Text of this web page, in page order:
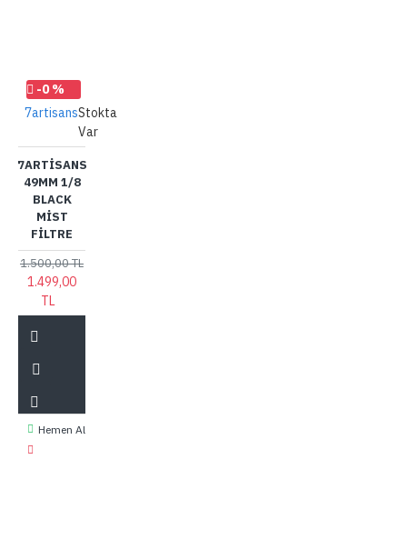
-0 %
7artisansStokta
Var
7ARTISANS
49MM 1/8
BLACK
MIST
FILTRE
1.500,00 TL
1.499,00
TL
Hemen Al